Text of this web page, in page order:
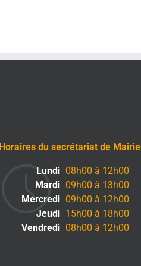
Horaires du secrétariat de Mairie
Lundi 08h00 à 12h00
Mardi 09h00 à 13h00
Mercredi 09h00 à 12h00
Jeudi 15h00 à 18h00
Vendredi 08h00 à 12h00